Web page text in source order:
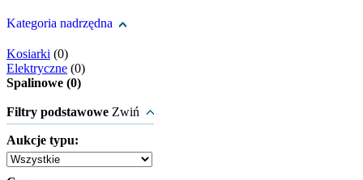
Kategoria nadrzędna
Kosiarki (0)
Elektryczne (0)
Spalinowe (0)
Filtry podstawowe Zwiń
Aukcje typu: